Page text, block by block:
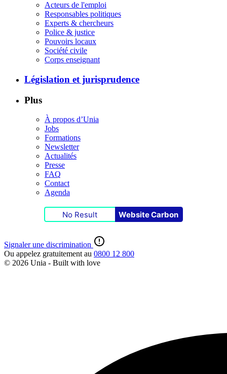
Acteurs de l'emploi
Responsables politiques
Experts & chercheurs
Police & justice
Pouvoirs locaux
Société civile
Corps enseignant
Législation et jurisprudence
Plus
À propos d’Unia
Jobs
Formations
Newsletter
Actualités
Presse
FAQ
Contact
Agenda
No Result Website Carbon
Signaler une discrimination
Ou appelez gratuitement au 0800 12 800
© 2026 Unia - Built with love